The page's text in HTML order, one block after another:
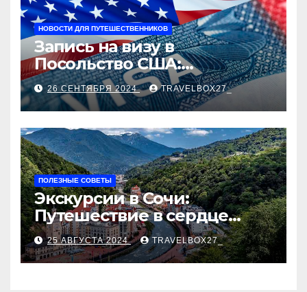
НОВОСТИ ДЛЯ ПУТЕШЕСТВЕННИКОВ
Запись на визу в
Посольство США:
Пошаговое руководство
26 СЕНТЯБРЯ 2024 TRAVELBOX27_
ПОЛЕЗНЫЕ СОВЕТЫ
Экскурсии в Сочи:
Путешествие в сердце
Черноморского курорта
25 АВГУСТА 2024 TRAVELBOX27_